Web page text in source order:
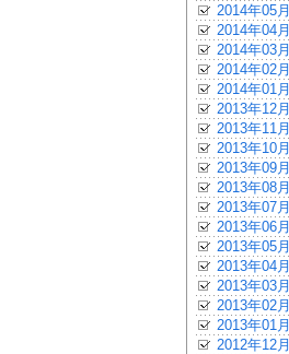
2014年05月
2014年04月
2014年03月
2014年02月
2014年01月
2013年12月
2013年11月
2013年10月
2013年09月
2013年08月
2013年07月
2013年06月
2013年05月
2013年04月
2013年03月
2013年02月
2013年01月
2012年12月